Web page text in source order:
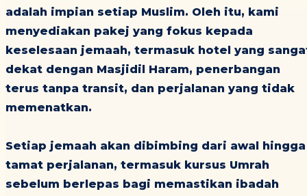
adalah impian setiap Muslim. Oleh itu, kami
menyediakan pakej yang fokus kepada
keselesaan jemaah, termasuk hotel yang
dekat dengan Masjidil Haram, penerbangan
terus tanpa transit, dan perjalanan yang tidak
memenatkan.
Setiap jemaah akan dibimbing dari awal hingga
tamat perjalanan, termasuk kursus Umrah
sebelum berlepas bagi memastikan ibadah